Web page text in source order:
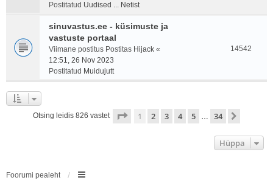
Postitatud Uudised ... Netist
sinuvastus.ee - küsimuste ja
vastuste portaal
Viimane postitus Postitas Hijack «
12:51, 26 Nov 2023
Postitatud Muidujutt
14542
Otsing leidis 826 vastet . leht34 -st
1 2 3 4 5 … 34
Hüppa
Foorumi pealeht